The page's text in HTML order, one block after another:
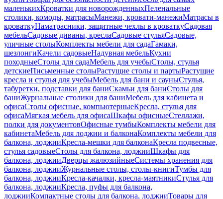
маленькихКроватки для новорожденныхПеленальные
столики, комоды, матрасыМанежи, кровати-манежиМатрасы в
кроваткуНаматрасники, защитные чехлы в кроваткуСадовая
мебельСадовые диваны, креслаСадовые стульяСадовые,
уличные столыКомплекты мебели для садаГамаки,
шезлонгиКачели садовыеНадувная мебельКухни
походныеСтолы для садаМебель для учебыСтолы, стулья
детскиеПисьменные столыРастущие столы и партыРастущие
кресла и стулья для учебыМебель для бани и сауныСтулья,
табуретки, подставки для баниСкамьи для баниСтолы для
баниЖурнальные столики для баниМебель для кабинета и
офисаСтолы офисные, компьютерныеКресла, стулья для
офисаМягкая мебель для офисаШкафы офисныеСтеллажи,
полки для документовОфисные тумбыКомплекты мебели для
кабинетаМебель для лоджии и балконаКомплекты мебели для
балкона, лоджииКресла-мешки для балконаКресла подвесные,
стулья садовыеСтолы для балкона, лоджииШкафы для
балкона, лоджииДверцы жалюзийныеСистемы хранения для
балкона, лоджииЖурнальные столы, столы-книгиТумбы для
балкона, лоджииКресла-качалки, кресла-маятникиСтулья для
балкона, лоджииКресла, пуфы для балкона,
лоджииКомпактные столы для балкона, лоджииТовары для